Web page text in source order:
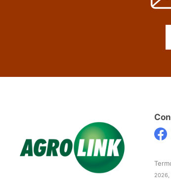
2026,